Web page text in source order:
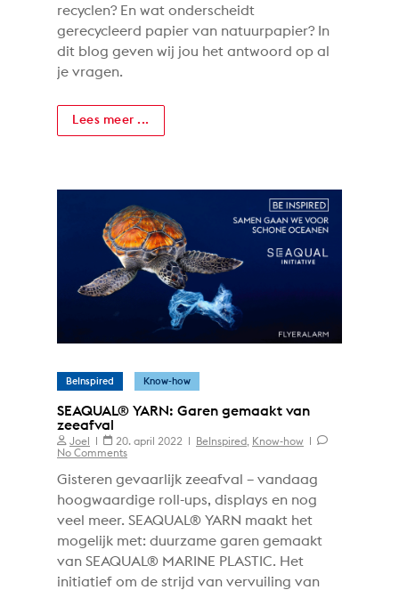
recyclen? En wat onderscheidt
gerecycleerd papier van natuurpapier? In
dit blog geven wij jou het antwoord op al
je vragen.
Lees meer ...
BeInspired Know-how
SEAQUAL® YARN: Garen gemaakt van
zeeafval
Joel 20. april 2022 BeInspired, Know-how
No Comments
Gisteren gevaarlijk zeeafval – vandaag
hoogwaardige roll-ups, displays en nog
veel meer. SEAQUAL® YARN maakt het
mogelijk met: duurzame garen gemaakt
van SEAQUAL® MARINE PLASTIC. Het
initiatief om de strijd van vervuiling van